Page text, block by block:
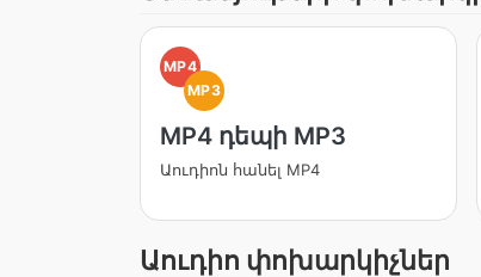
MP4
MP3
MP4 դեպի MP3
Աուդիոն հանել MP4
Աուդիո փոխարկիչներ